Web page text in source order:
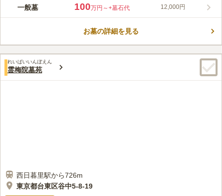
1619年（元和5年）に了雲院日登聖人が創建したといわれてい
「むしば祈念の寺」として知られ、今でも全国各地からむし歯除
口コミ評価
みんなの評価
60代男性
お寺の入口にお墓用のお花屋が有り、そこで供花、線香などもま
一般墓 100万円～+墓石代 12,000円
お墓の詳細を見る
れいばいいんぼえん
霊梅院墓苑
西日暮里駅から726m
東京都台東区谷中5-8-19